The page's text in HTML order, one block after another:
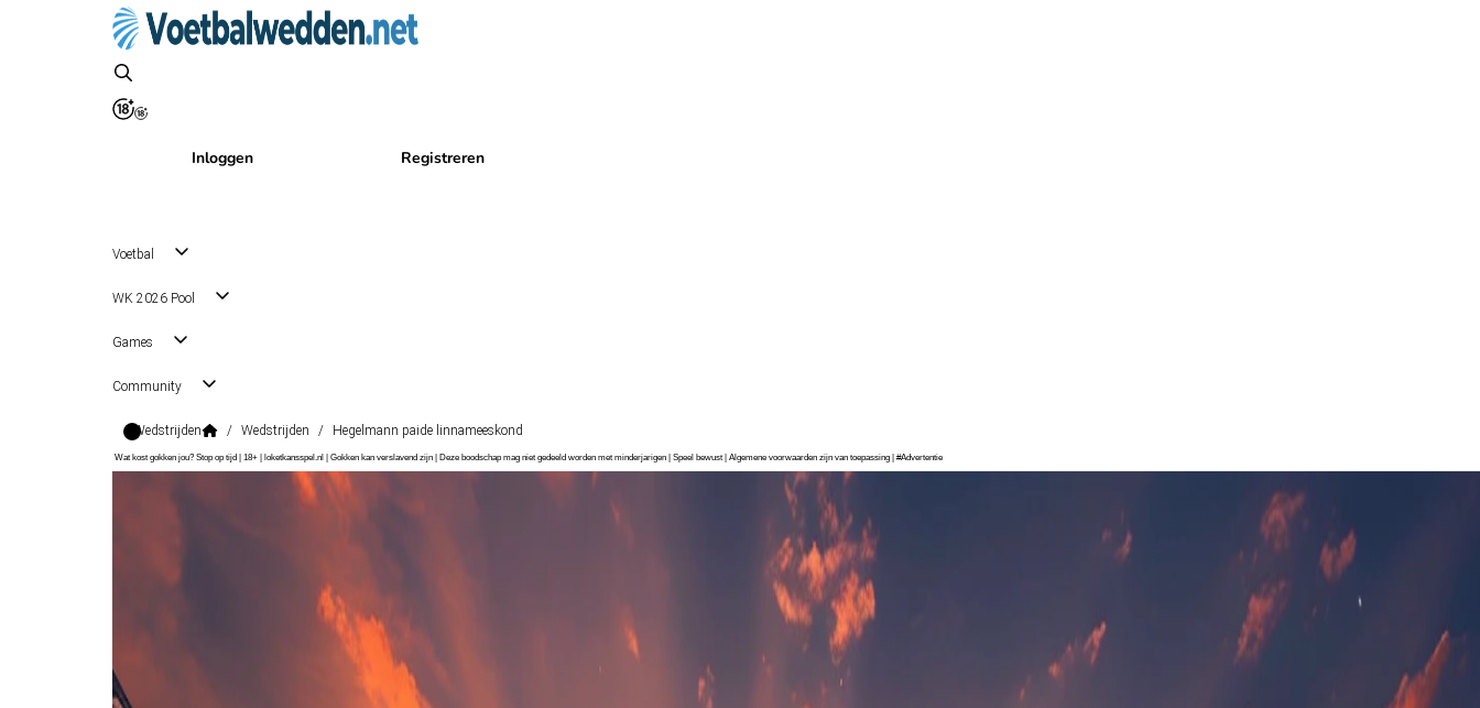
Inloggen Registreren
Voetbal
WK 2026 Pool
Games
Community
Wedstrijden / Wedstrijden / Hegelmann paide linnameeskond
Wat kost gokken jou? Stop op tijd | 18+ | loketkansspel.nl | Gokken kan verslavend zijn | Deze boodschap mag niet gedeeld worden met minderjarigen | Speel bewust | Algemene voorwaarden zijn van toepassing | #Advertentie
Conference League Qualification, Internationaal
Alle wedstrijden
Paide Linnameeskond - Hegelmann